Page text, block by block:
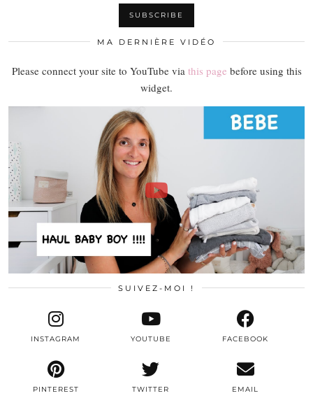
MA DERNIÈRE VIDÉO
Please connect your site to YouTube via this page before using this
widget.
SUIVEZ-MOI !
TWITTER
INSTAGRAM FACEBOOK
PINTEREST
YOUTUBE
EMAIL